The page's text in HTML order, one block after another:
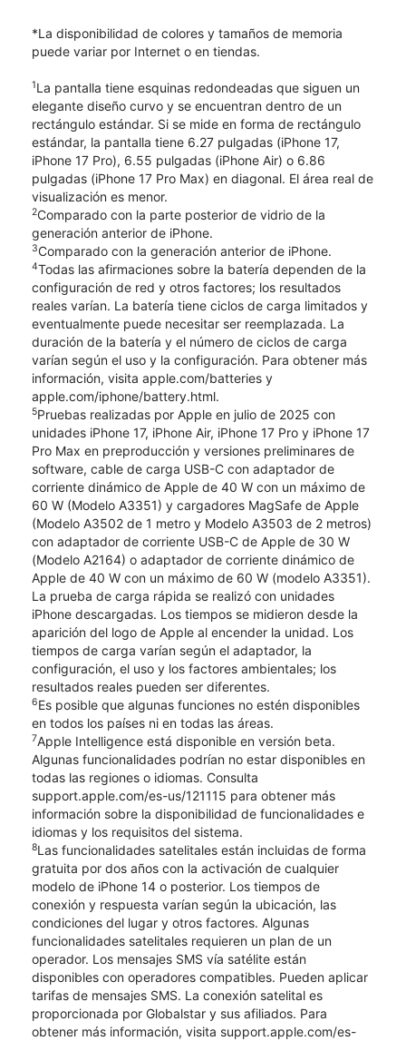
*La disponibilidad de colores y tamaños de memoria
puede variar por Internet o en tiendas.
1La pantalla tiene esquinas redondeadas que siguen un
elegante diseño curvo y se encuentran dentro de un
rectángulo estándar. Si se mide en forma de rectángulo
estándar, la pantalla tiene 6.27 pulgadas (iPhone 17,
iPhone 17 Pro), 6.55 pulgadas (iPhone Air) o 6.86
pulgadas (iPhone 17 Pro Max) en diagonal. El área real de
visualización es menor.
2Comparado con la parte posterior de vidrio de la
generación anterior de iPhone.
3Comparado con la generación anterior de iPhone.
4Todas las afirmaciones sobre la batería dependen de la
configuración de red y otros factores; los resultados
reales varían. La batería tiene ciclos de carga limitados y
eventualmente puede necesitar ser reemplazada. La
duración de la batería y el número de ciclos de carga
varían según el uso y la configuración. Para obtener más
información, visita apple.com/batteries y
apple.com/iphone/battery.html.
5Pruebas realizadas por Apple en julio de 2025 con
unidades iPhone 17, iPhone Air, iPhone 17 Pro y iPhone 17
Pro Max en preproducción y versiones preliminares de
software, cable de carga USB-C con adaptador de
corriente dinámico de Apple de 40 W con un máximo de
60 W (Modelo A3351) y cargadores MagSafe de Apple
(Modelo A3502 de 1 metro y Modelo A3503 de 2 metros)
con adaptador de corriente USB-C de Apple de 30 W
(Modelo A2164) o adaptador de corriente dinámico de
Apple de 40 W con un máximo de 60 W (modelo A3351).
La prueba de carga rápida se realizó con unidades
iPhone descargadas. Los tiempos se midieron desde la
aparición del logo de Apple al encender la unidad. Los
tiempos de carga varían según el adaptador, la
configuración, el uso y los factores ambientales; los
resultados reales pueden ser diferentes.
6Es posible que algunas funciones no estén disponibles
en todos los países ni en todas las áreas.
7Apple Intelligence está disponible en versión beta.
Algunas funcionalidades podrían no estar disponibles en
todas las regiones o idiomas. Consulta
support.apple.com/es-us/121115 para obtener más
información sobre la disponibilidad de funcionalidades e
idiomas y los requisitos del sistema.
8Las funcionalidades satelitales están incluidas de forma
gratuita por dos años con la activación de cualquier
modelo de iPhone 14 o posterior. Los tiempos de
conexión y respuesta varían según la ubicación, las
condiciones del lugar y otros factores. Algunas
funcionalidades satelitales requieren un plan de un
operador. Los mensajes SMS vía satélite están
disponibles con operadores compatibles. Pueden aplicar
tarifas de mensajes SMS. La conexión satelital es
proporcionada por Globalstar y sus afiliados. Para
obtener más información, visita support.apple.com/es-